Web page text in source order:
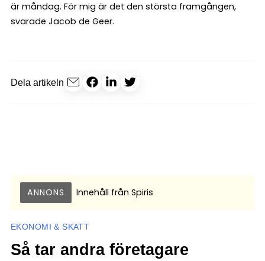
är måndag. För mig är det den största framgången,
svarade Jacob de Geer.
Dela artikeln
ANNONS Innehåll från Spiris
EKONOMI & SKATT
Så tar andra företagare